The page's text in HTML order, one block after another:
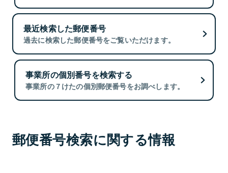
最近検索した郵便番号
過去に検索した郵便番号をご覧いただけます。
事業所の個別番号を検索する
事業所の７けたの個別郵便番号をお調べします。
郵便番号検索に関する情報